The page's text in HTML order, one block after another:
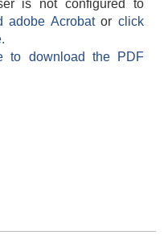
is not configured to
adobe Acrobatorclick
to download the PDF